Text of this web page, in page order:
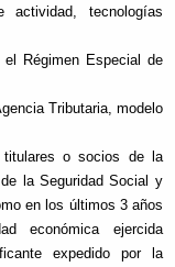
tecnologías
Régimen Especial de
Tributaria, modelo
o socios de la
la Seguridad Social y
en los últimos 3 años
económica ejercida
expedido por la